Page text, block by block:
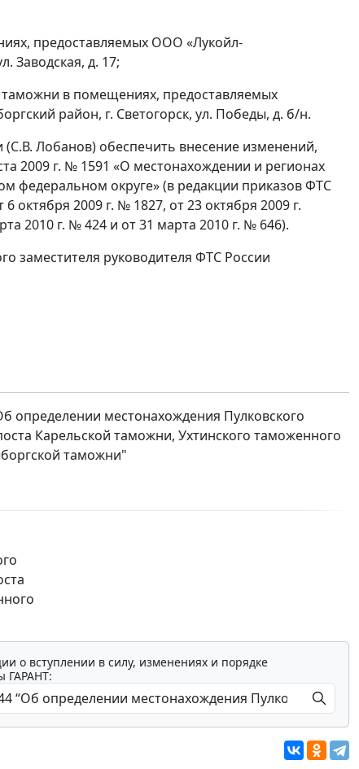
предоставляемых ООО «Лукойл-
Заводская, д. 17;
таможни в помещениях, предоставляемых
район, г. Светогорск, ул. Победы, д. б/н.
Лобанов) обеспечить внесение изменений,
2009 г. № 1591 «О местонахождении и регионах
федеральном округе» (в редакции приказов ФТС
октября 2009 г. № 1827, от 23 октября 2009 г.
2010 г. № 424 и от 31 марта 2010 г. № 646).
заместителя руководителя ФТС России
определении местонахождения Пулковского
Карельской таможни, Ухтинского таможенного
таможни"
о вступлении в силу, изменениях и порядке
ГАРАНТ: